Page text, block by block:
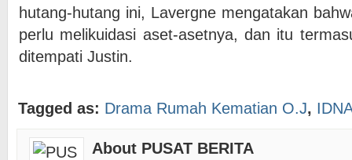
hutang-hutang ini, Lavergne mengatakan
perlu melikuidasi aset-asetnya, dan itu
ditempati Justin.
Tagged as: Drama Rumah Kematian O.J,
About PUSAT BERITA